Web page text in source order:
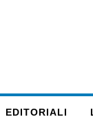
EDITORIALI